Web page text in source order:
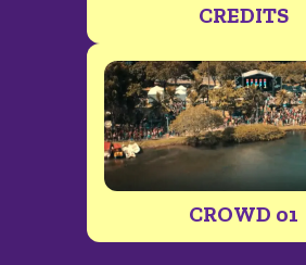
CREDITS
CROWD 01